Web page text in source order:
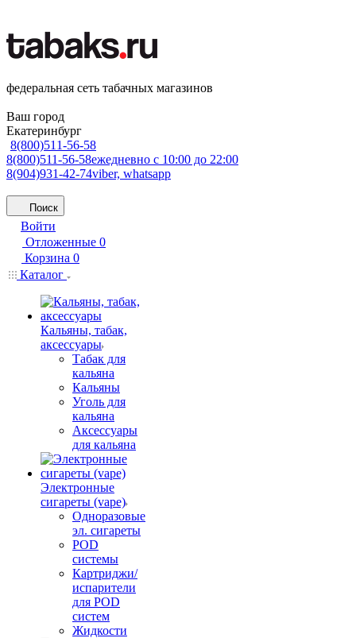
федеральная сеть табачных магазинов
Ваш город
Екатеринбург
8(800)511-56-58
8(800)511-56-58ежедневно с 10:00 до 22:00
8(904)931-42-74viber, whatsapp
Поиск
Войти
Отложенные 0
Корзина 0
Каталог
Кальяны, табак,
аксессуары
Табак для
кальяна
Кальяны
Уголь для
кальяна
Аксессуары
для кальяна
Электронные
сигареты (vape)
Одноразовые
эл. сигареты
POD
системы
Картриджи/
испарители
для POD
систем
Жидкости